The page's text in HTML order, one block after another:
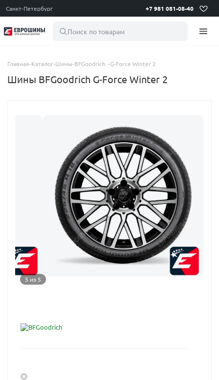
Санкт-Петербург +7 981 081-08-40
Поиск по товарам
Главная-Каталог-Шины-BFGoodrich -G-Force Winter 2
Шины BFGoodrich G-Force Winter 2
5 из 5